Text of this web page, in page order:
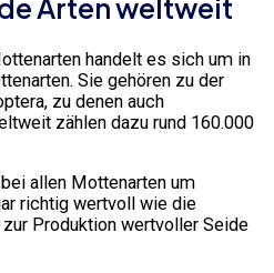
Arten weltweit
handelt es sich um in
Sie gehören zu der
zu denen auch
zählen dazu rund 160.000
allen Mottenarten um
richtig wertvoll wie die
Produktion wertvoller Seide